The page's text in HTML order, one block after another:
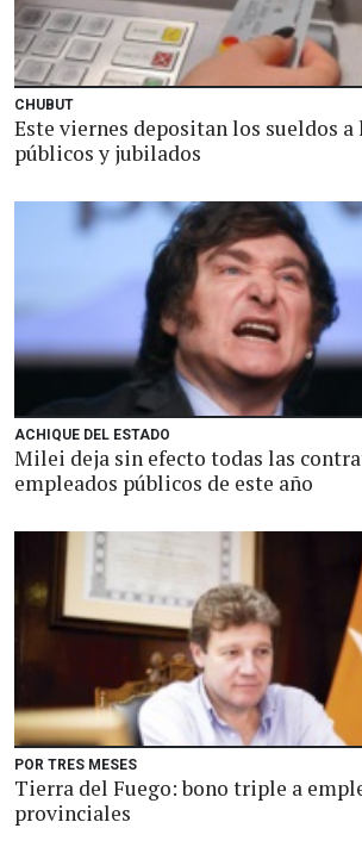
CHUBUT
Este viernes depositan los sueldos a
públicos y jubilados
ACHIQUE DEL ESTADO
Milei deja sin efecto todas las
empleados públicos de este año
POR TRES MESES
Tierra del Fuego: bono triple a
provinciales